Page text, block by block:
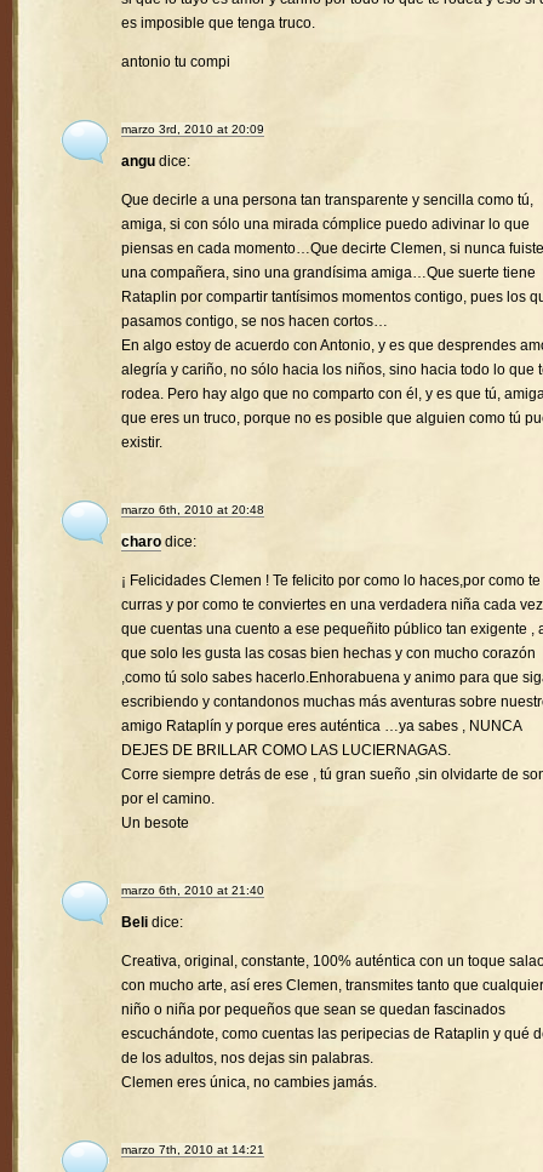
es imposible que tenga truco.
antonio tu compi
marzo 3rd, 2010 at 20:09
angu dice:
Que decirle a una persona tan transparente y sencilla como tú,
amiga, si con sólo una mirada cómplice puedo adivinar lo que
piensas en cada momento…Que decirte Clemen, si nunca fuiste
una compañera, sino una grandísima amiga…Que suerte tiene
Rataplin por compartir tantísimos momentos contigo, pues los
pasamos contigo, se nos hacen cortos…
En algo estoy de acuerdo con Antonio, y es que desprendes
alegría y cariño, no sólo hacia los niños, sino hacia todo lo que
rodea. Pero hay algo que no comparto con él, y es que tú,
que eres un truco, porque no es posible que alguien como tú
existir.
marzo 6th, 2010 at 20:48
charo dice:
¡ Felicidades Clemen ! Te felicito por como lo haces,por como
curras y por como te conviertes en una verdadera niña cada vez
que cuentas una cuento a ese pequeñito público tan exigente ,
que solo les gusta las cosas bien hechas y con mucho corazón
,como tú solo sabes hacerlo.Enhorabuena y animo para que
escribiendo y contandonos muchas más aventuras sobre
amigo Rataplín y porque eres auténtica …ya sabes , NUNCA
DEJES DE BRILLAR COMO LAS LUCIERNAGAS.
Corre siempre detrás de ese , tú gran sueño ,sin olvidarte de
por el camino.
Un besote
marzo 6th, 2010 at 21:40
Beli dice:
Creativa, original, constante, 100% auténtica con un toque
con mucho arte, así eres Clemen, transmites tanto que cualquier
niño o niña por pequeños que sean se quedan fascinados
escuchándote, como cuentas las peripecias de Rataplin y qué
de los adultos, nos dejas sin palabras.
Clemen eres única, no cambies jamás.
marzo 7th, 2010 at 14:21